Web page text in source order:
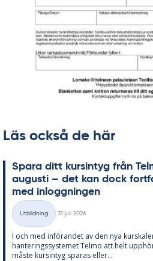
Läs också de här
Spa­ra ditt kursin­tyg från
au­gusti – det kan dock
med in­logg­ning­en
Kategorier
Utbildning
31 juli 2026
I och med in­fö­ran­det av den nya
han­te­rings­sy­ste­met Tel­mo att helt
mås­te kursin­tyg spa­ras el­ler...